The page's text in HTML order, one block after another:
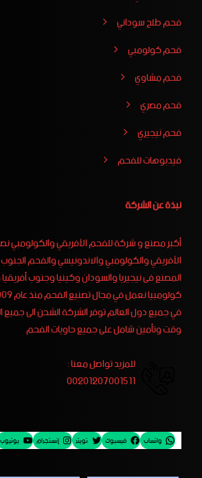
فحم طلح سوداني
فحم كولومبي
فحم مشاوي
فحم مصري
فحم نيجيري
فيدبوهات للفحم
نبذة عن الشركة
أكبر مصنع و شركة للفحم الأفريقي والكولومبي
الأفريقي والكولومبي والاندونيسي والفحم
المصنع فى نيجيريا والسودان وكينيا وجنوب
في جميع دول العالم توفر الشركة الشحن الى جميع
وقت وتأمين شامل على جميع حاويات الفحم
للمزيد تواصل معنا :
00201207001511
واتساب فيسبوك تويتر إنستجرام يوتيوب